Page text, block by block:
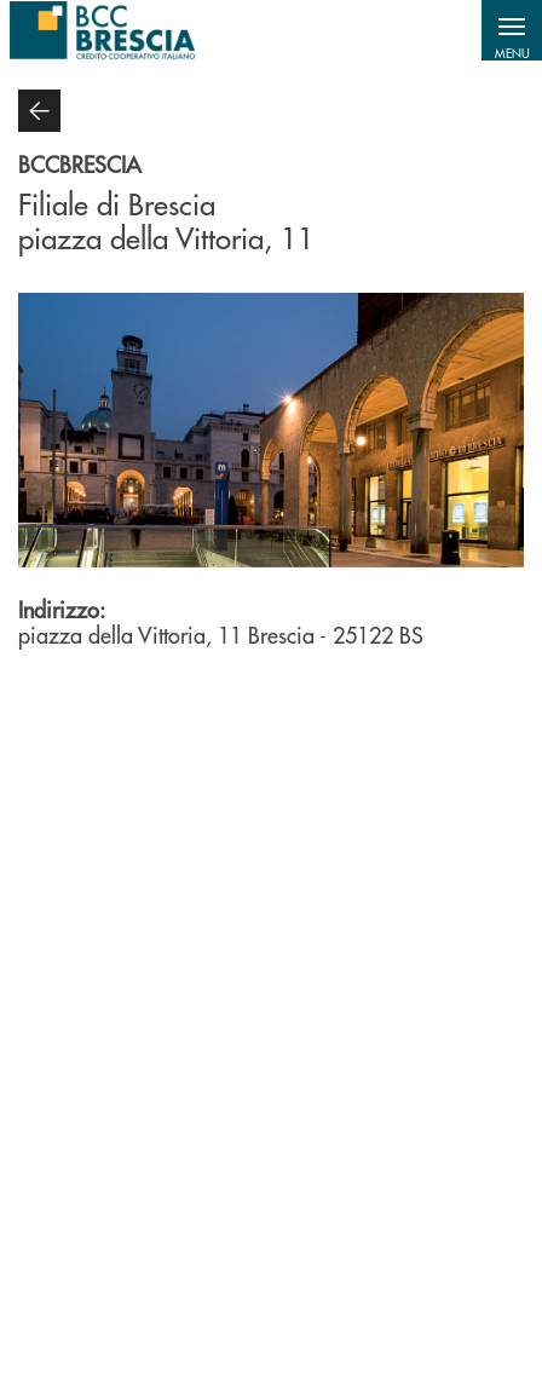
Salta al contenuto principale
MENU
BCCBRESCIA
Filiale di Brescia
piazza della Vittoria, 11
Indirizzo:
piazza della Vittoria, 11 Brescia - 25122 BS